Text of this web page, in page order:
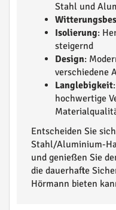
Stahl und
Isolierung:
steigernd
Design:
verschiedene
Langlebigkeit
hochwertige
Entscheiden Sie
Stahl/Aluminium-
und genießen Sie
die dauerhafte
Hörmann bieten